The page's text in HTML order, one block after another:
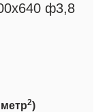
ф3,8
2)